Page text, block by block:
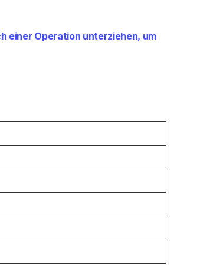
einer Operation unterziehen, um